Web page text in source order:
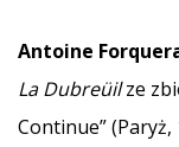
Antoine
La Dubreüilze
Continue” (Paryż,